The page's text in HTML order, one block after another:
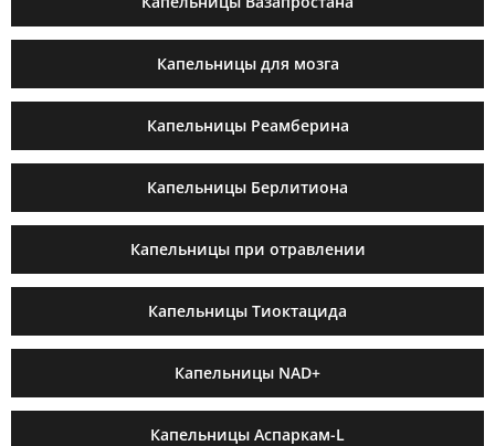
Капельницы для мозга
Капельницы Реамберина
Капельницы Берлитиона
Капельницы при отравлении
Капельницы Тиоктацида
Капельницы NAD+
Капельницы Аспаркам-L